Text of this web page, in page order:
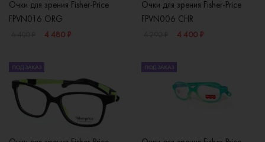
Очки для зрения Fisher-Price
FPVN016 ORG
4 480 ₽
Очки для зрения Fisher-Price
FPVN006 CHR
4 400 ₽
ПОД ЗАКАЗ ПОД ЗАКАЗ